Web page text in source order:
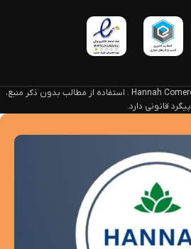
طراحی و توسعه توسط Hannah Comercial Group . استفاده از مطالب بدون ذکر منبع،
پیگرد قانونی دارد.